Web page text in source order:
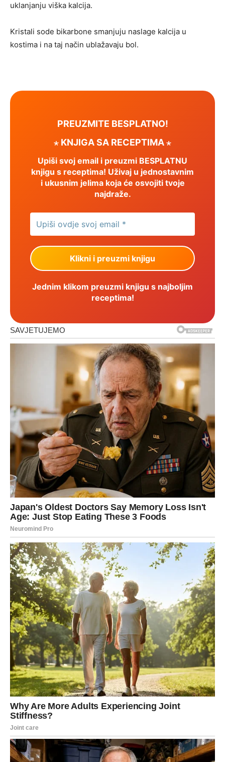
uklanjanju viška kalcija.
Kristali sode bikarbone smanjuju naslage kalcija u
kostima i na taj način ublažavaju bol.
PREUZMITE BESPLATNO!
⋆ KNJIGA SA RECEPTIMA ⋆
Upiši svoj email i preuzmi BESPLATNU
knjigu s receptima! Uživaj u jednostavnim
i ukusnim jelima koja će osvojiti tvoje
najdraže.
Jednim klikom preuzmi knjigu s najboljim
receptima!